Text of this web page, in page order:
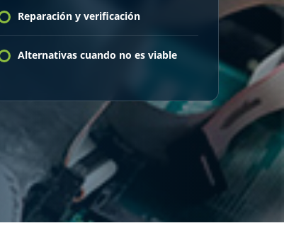
Reparación y verificación
Alternativas cuando no es viable